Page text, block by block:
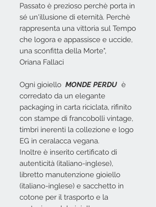
Passato è prezioso perchè porta in
sé un'illusione di eternità. Perchè
rappresenta una vittoria sul Tempo
che logora e appassisce e uccide,
una sconfitta della Morte",
Oriana Fallaci
Ogni gioiello MONDE PERDU è
corredato da un elegante
packaging in carta riciclata, rifinito
con stampe di francobolli vintage,
timbri inerenti la collezione e logo
EG in ceralacca vegana.
Inoltre è inserito certificato di
autenticità (italiano-inglese),
libretto manutenzione gioiello
(italiano-inglese) e sacchetto in
cotone per il trasporto e la